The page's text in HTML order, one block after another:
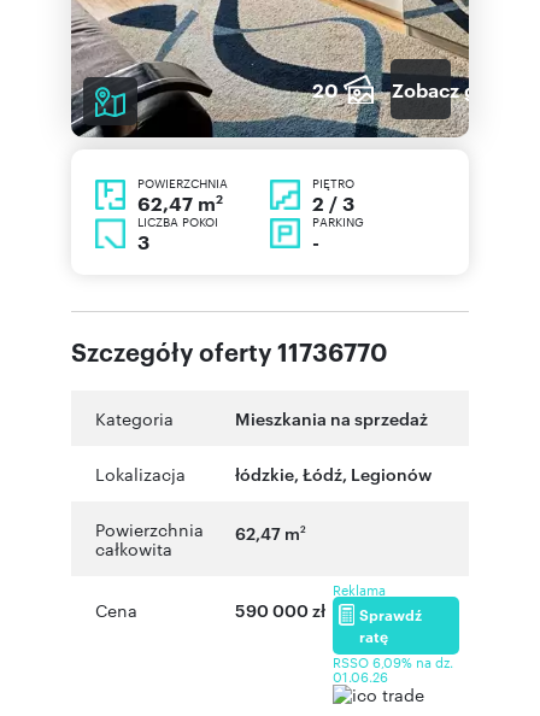
20 Zobacz galerię
POWIERZCHNIA
62,47 m2
PIĘTRO
2 / 3
LICZBA POKOI
3
PARKING
-
Szczegóły oferty 11736770
Kategoria Mieszkania na sprzedaż
Lokalizacja łódzkie, Łódź, Legionów
Powierzchnia
całkowita
62,47 m2
Cena 590 000 zł
Reklama
Sprawdź
ratę
RSSO 6,09% na dz.
01.06.26